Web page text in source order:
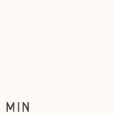
MIN